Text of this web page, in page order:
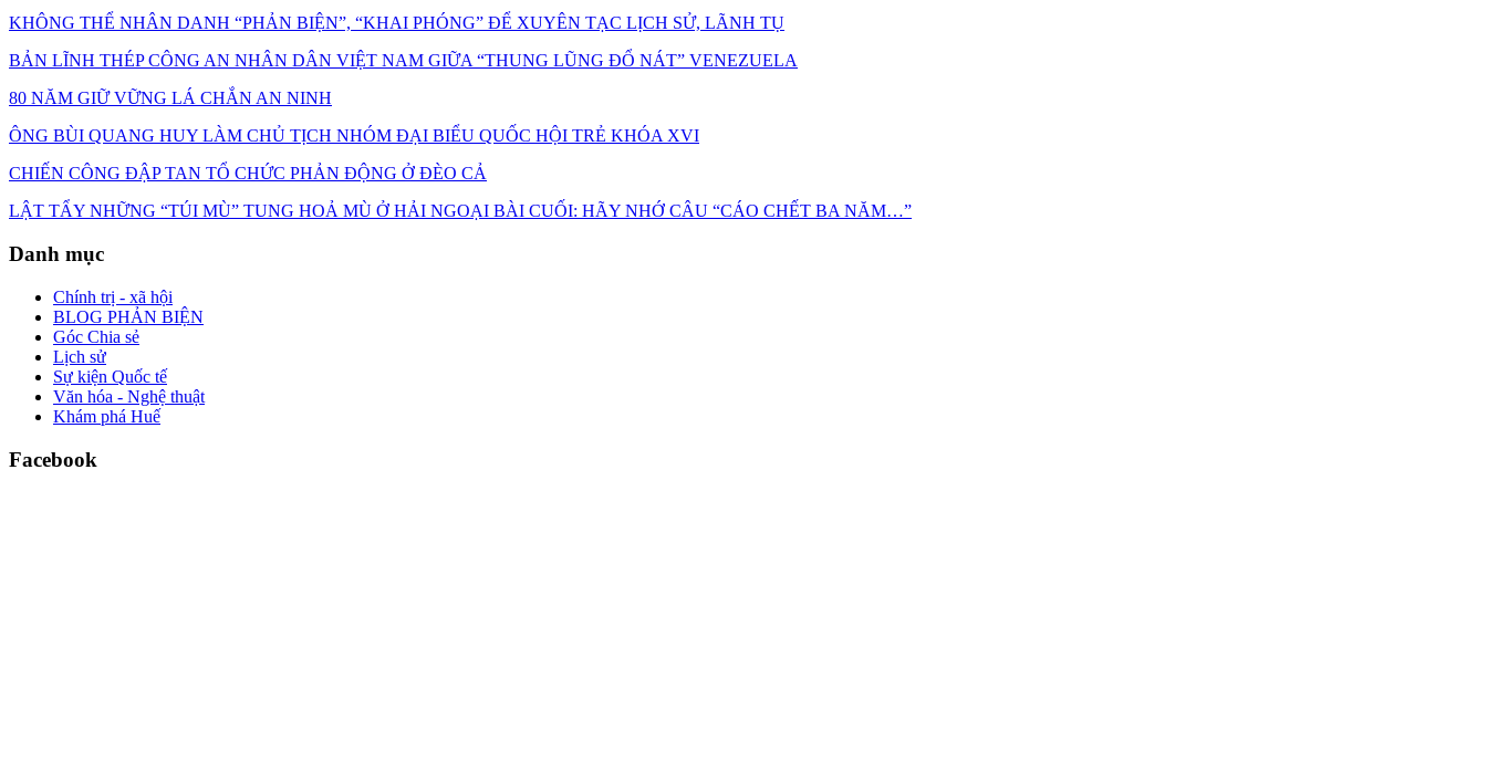
KHÔNG THỂ NHÂN DANH “PHẢN BIỆN”, “KHAI PHÓNG” ĐỂ XUYÊN TẠC LỊCH SỬ, LÃNH TỤ
BẢN LĨNH THÉP CÔNG AN NHÂN DÂN VIỆT NAM GIỮA “THUNG LŨNG ĐỔ NÁT” VENEZUELA
80 NĂM GIỮ VỮNG LÁ CHẮN AN NINH
ÔNG BÙI QUANG HUY LÀM CHỦ TỊCH NHÓM ĐẠI BIỂU QUỐC HỘI TRẺ KHÓA XVI
CHIẾN CÔNG ĐẬP TAN TỔ CHỨC PHẢN ĐỘNG Ở ĐÈO CẢ
LẬT TẨY NHỮNG “TÚI MÙ” TUNG HOẢ MÙ Ở HẢI NGOẠI BÀI CUỐI: HÃY NHỚ CÂU “CÁO CHẾT BA NĂM…”
Danh mục
Chính trị - xã hội
BLOG PHẢN BIỆN
Góc Chia sẻ
Lịch sử
Sự kiện Quốc tế
Văn hóa - Nghệ thuật
Khám phá Huế
Facebook